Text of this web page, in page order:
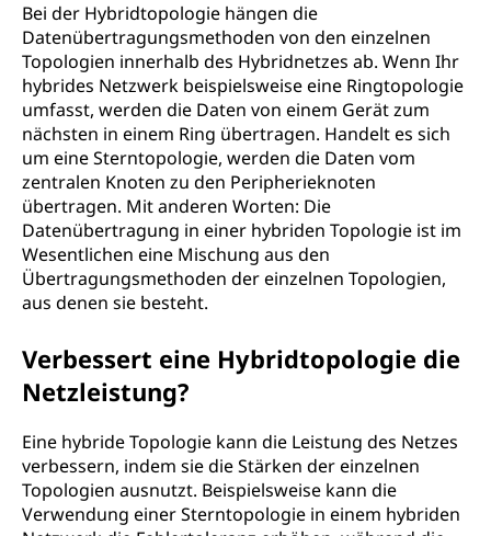
Bei der Hybridtopologie hängen die
Datenübertragungsmethoden von den einzelnen
Topologien innerhalb des Hybridnetzes ab. Wenn Ihr
hybrides Netzwerk beispielsweise eine Ringtopologie
umfasst, werden die Daten von einem Gerät zum
nächsten in einem Ring übertragen. Handelt es sich
um eine Sterntopologie, werden die Daten vom
zentralen Knoten zu den Peripherieknoten
übertragen. Mit anderen Worten: Die
Datenübertragung in einer hybriden Topologie ist im
Wesentlichen eine Mischung aus den
Übertragungsmethoden der einzelnen Topologien,
aus denen sie besteht.
Verbessert eine Hybridtopologie die
Netzleistung?
Eine hybride Topologie kann die Leistung des Netzes
verbessern, indem sie die Stärken der einzelnen
Topologien ausnutzt. Beispielsweise kann die
Verwendung einer Sterntopologie in einem hybriden